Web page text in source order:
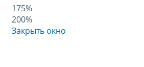
175%
200%
Закрыть окно